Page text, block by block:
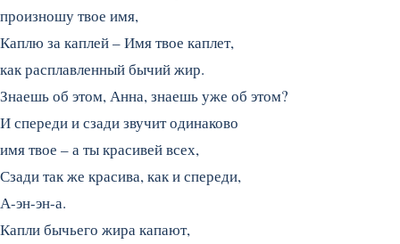
произношу твое имя,
Каплю за каплей – Имя твое каплет,
как расплавленный бычий жир.
Знаешь об этом, Анна, знаешь уже об этом?
И спереди и сзади звучит одинаково
имя твое – а ты красивей всех,
Сзади так же красива, как и спереди,
А-эн-эн-а.
Капли бычьего жира капают,